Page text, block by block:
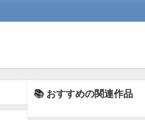
📚 おすすめの関連作品